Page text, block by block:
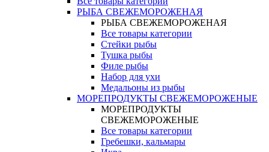
РЫБА СВЕЖЕМОРОЖЕНАЯ
РЫБА СВЕЖЕМОРОЖЕНАЯ
Все товары категории
Стейки рыбы
Тушка рыбы
Филе рыбы
Набор для ухи
Медальоны из рыбы
МОРЕПРОДУКТЫ СВЕЖЕМОРОЖЕНЫЕ
МОРЕПРОДУКТЫ
СВЕЖЕМОРОЖЕНЫЕ
Все товары категории
Гребешки, кальмары